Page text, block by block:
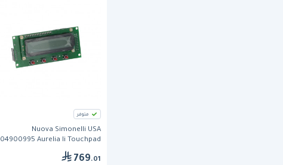
متوفر
Nuova Simonelli USA
04900995 Aurelia Ii Touchpad
769.01